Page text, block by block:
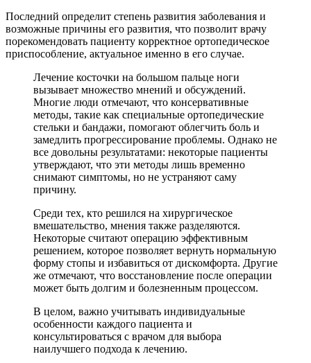
Последний определит степень развития заболевания и
возможные причины его развития, что позволит врачу
порекомендовать пациенту корректное ортопедическое
приспособление, актуальное именно в его случае.
Лечение косточки на большом пальце ноги
вызывает множество мнений и обсуждений.
Многие люди отмечают, что консервативные
методы, такие как специальные ортопедические
стельки и бандажи, помогают облегчить боль и
замедлить прогрессирование проблемы. Однако не
все довольны результатами: некоторые пациенты
утверждают, что эти методы лишь временно
снимают симптомы, но не устраняют саму
причину.
Среди тех, кто решился на хирургическое
вмешательство, мнения также разделяются.
Некоторые считают операцию эффективным
решением, которое позволяет вернуть нормальную
форму стопы и избавиться от дискомфорта. Другие
же отмечают, что восстановление после операции
может быть долгим и болезненным процессом.
В целом, важно учитывать индивидуальные
особенности каждого пациента и
консультироваться с врачом для выбора
наилучшего подхода к лечению.